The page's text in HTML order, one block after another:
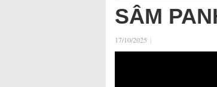
SÂM
17/10/2025 |